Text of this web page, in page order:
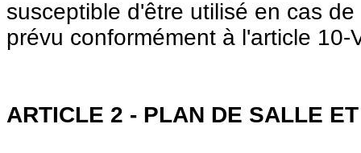
susceptible d'être utilisé en cas
prévu conformément à l'article
ARTICLE 2 - PLAN DE SALLE